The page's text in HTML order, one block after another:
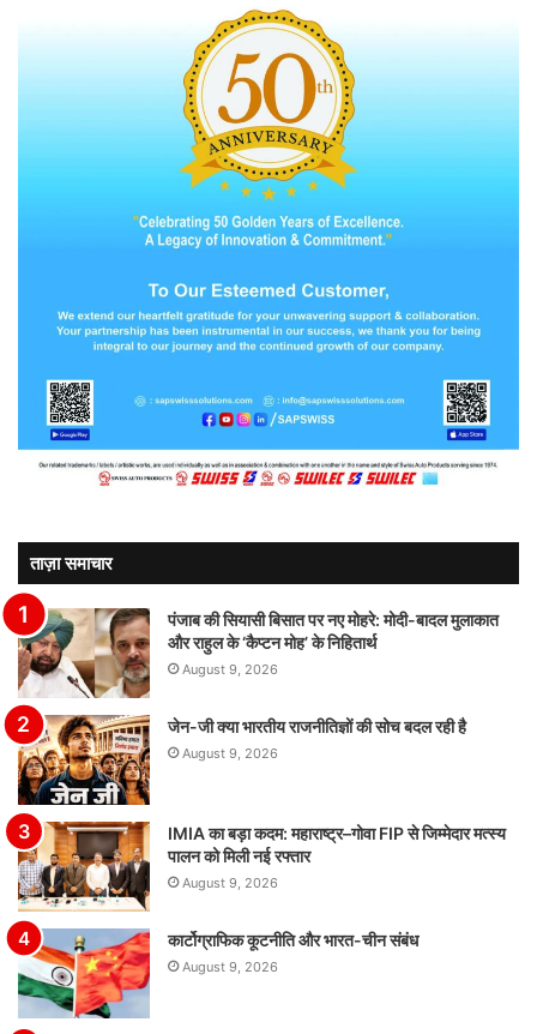
ताज़ा समाचार
पंजाब की सियासी बिसात पर नए मोहरे: मोदी-बादल मुलाकात
और राहुल के ‘कैप्टन मोह’ के निहितार्थ
August 9, 2026
जेन-जी क्या भारतीय राजनीतिज्ञों की सोच बदल रही है
August 9, 2026
IMIA का बड़ा कदम: महाराष्ट्र–गोवा FIP से जिम्मेदार मत्स्य
पालन को मिली नई रफ्तार
August 9, 2026
कार्टोग्राफिक कूटनीति और भारत-चीन संबंध
August 9, 2026